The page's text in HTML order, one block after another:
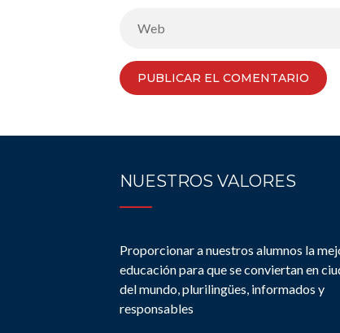
NUESTROS VALORES
Proporcionar a nuestros alumnos la
educación para que se conviertan en
del mundo, plurilingües, informados y
responsables